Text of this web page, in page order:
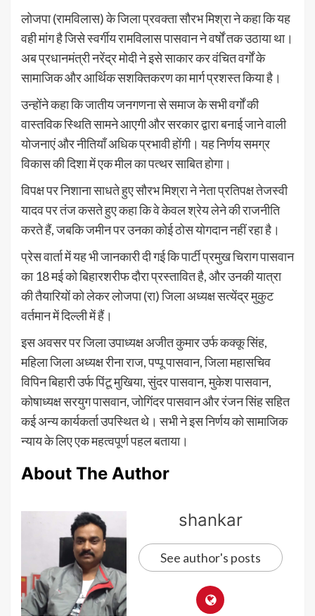
लोजपा (रामविलास) के जिला प्रवक्ता सौरभ मिश्रा ने कहा कि यह
वही मांग है जिसे स्वर्गीय रामविलास पासवान ने वर्षों तक उठाया था।
अब प्रधानमंत्री नरेंद्र मोदी ने इसे साकार कर वंचित वर्गों के
सामाजिक और आर्थिक सशक्तिकरण का मार्ग प्रशस्त किया है।
उन्होंने कहा कि जातीय जनगणना से समाज के सभी वर्गों की
वास्तविक स्थिति सामने आएगी और सरकार द्वारा बनाई जाने वाली
योजनाएं और नीतियाँ अधिक प्रभावी होंगी। यह निर्णय समग्र
विकास की दिशा में एक मील का पत्थर साबित होगा।
विपक्ष पर निशाना साधते हुए सौरभ मिश्रा ने नेता प्रतिपक्ष तेजस्वी
यादव पर तंज कसते हुए कहा कि वे केवल श्रेय लेने की राजनीति
करते हैं, जबकि जमीन पर उनका कोई ठोस योगदान नहीं रहा है।
प्रेस वार्ता में यह भी जानकारी दी गई कि पार्टी प्रमुख चिराग पासवान
का 18 मई को बिहारशरीफ दौरा प्रस्तावित है, और उनकी यात्रा
की तैयारियों को लेकर लोजपा (रा) जिला अध्यक्ष सत्येंद्र मुकुट
वर्तमान में दिल्ली में हैं।
इस अवसर पर जिला उपाध्यक्ष अजीत कुमार उर्फ कक्कू सिंह,
महिला जिला अध्यक्ष रीना राज, पप्पू पासवान, जिला महासचिव
विपिन बिहारी उर्फ पिंटू मुखिया, सुंदर पासवान, मुकेश पासवान,
कोषाध्यक्ष सरयुग पासवान, जोगिंदर पासवान और रंजन सिंह सहित
कई अन्य कार्यकर्ता उपस्थित थे। सभी ने इस निर्णय को सामाजिक
न्याय के लिए एक महत्वपूर्ण पहल बताया।
About The Author
shankar
See author's posts